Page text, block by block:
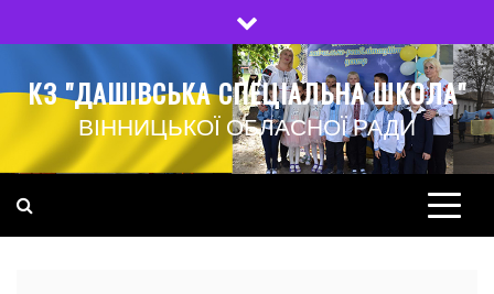
to
КЗ "ДАШІВСЬКА СПЕЦІАЛЬНА ШКОЛА"
ВІННИЦЬКОЇ ОБЛАСНОЇ РАДИ